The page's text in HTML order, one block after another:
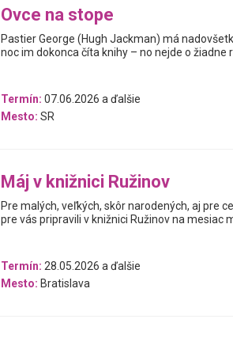
Ovce na stope
Pastier George (Hugh Jackman) má
noc im dokonca číta knihy – no nejde o žiadne
Termín: 07.06.2026 a ďalšie
Mesto: SR
Máj v knižnici Ružinov
Pre malých, veľkých, skôr narodených, aj pre
pre vás pripravili v knižnici Ružinov na mesiac
Termín: 28.05.2026 a ďalšie
Mesto: Bratislava